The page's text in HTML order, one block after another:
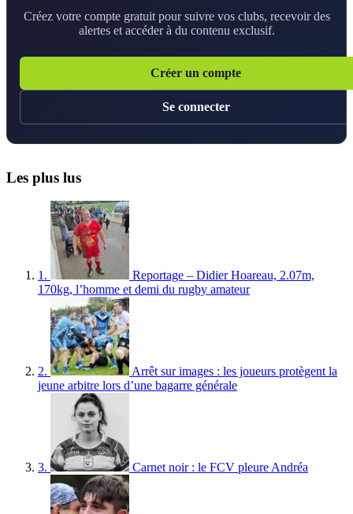
Créez votre compte gratuit pour suivre vos clubs, recevoir des
alertes et accéder à du contenu exclusif.
Créer un compte
Se connecter
Les plus lus
1.
Reportage – Didier Hoareau, 2.07m,
170kg, l’homme et demi du rugby amateur
2.
Arrêt sur images : les joueurs protègent la
jeune arbitre lors d’une bagarre générale
3. Carnet noir : le FCV pleure Andréa